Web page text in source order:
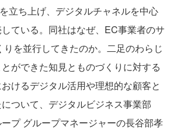
立ち上げ、デジタルチャネルを中心
ている。同社はなぜ、EC事業者のサ
を並行してきたのか。二足のわらじ
ができた知見とものづくりに対する
けるデジタル活用や理想的な顧客と
ついて、デジタルビジネス事業部
プ グループマネージャーの長谷部孝